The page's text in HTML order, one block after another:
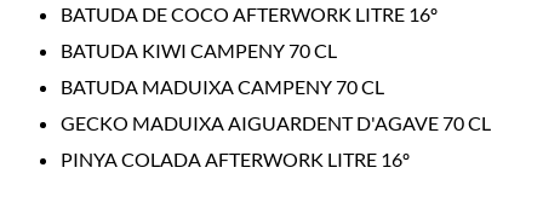
BATUDA DE COCO AFTERWORK LITRE 16º
BATUDA KIWI CAMPENY 70 CL
BATUDA MADUIXA CAMPENY 70 CL
GECKO MADUIXA AIGUARDENT D'AGAVE 70 CL
PINYA COLADA AFTERWORK LITRE 16º